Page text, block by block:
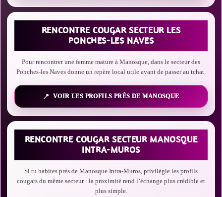
RENCONTRE COUGAR SECTEUR LES
PONCHES-LES NAVES
Pour rencontrer une femme mature à Manosque, dans le secteur des
Ponches-les Naves donne un repère local utile avant de passer au tchat.
VOIR LES PROFILS PRÈS DE MANOSQUE
RENCONTRE COUGAR SECTEUR MANOSQUE
INTRA-MUROS
Si tu habites près de Manosque Intra-Muros, privilégie les profils
cougars du même secteur : la proximité rend l’échange plus crédible et
plus simple.